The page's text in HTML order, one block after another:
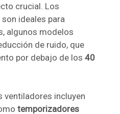
crucial. Los
ideales para
algunos modelos
de ruido, que
por debajo de los 40
ventiladores incluyen
temporizadores